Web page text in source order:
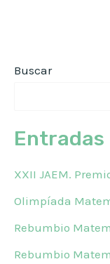
Buscar
XXII JAEM.
Olimpíada
Rebumbio
Rebumbio